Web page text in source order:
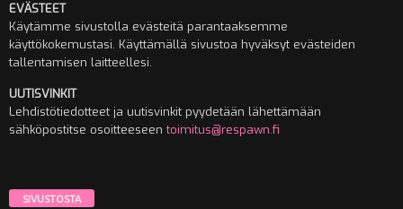
EVÄSTEET
Käytämme sivustolla evästeitä parantaaksemme
käyttökokemustasi. Käyttämällä sivustoa hyväksyt evästeiden
tallentamisen laitteellesi.
UUTISVINKIT
Lehdistötiedotteet ja uutisvinkit pyydetään lähettämään
sähköpostitse osoitteeseentoimitus@respawn.fi
SIVUSTOSTA